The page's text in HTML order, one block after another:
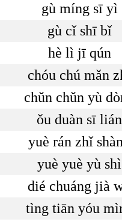
gù míng sī yì
gù cǐ shī bǐ
hè lì jī qún
chóu chú mǎn
chǔn chǔn yù
ǒu duàn sī lián
yuè rán zhǐ
yuè yuè yù shì
dié chuáng jià
tìng tiān yóu